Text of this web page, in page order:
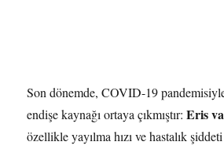
Son dönemde, COVID-19
endişe kaynağı ortaya çıkmıştır:Eris
özellikle yayılma hızı ve hastalık